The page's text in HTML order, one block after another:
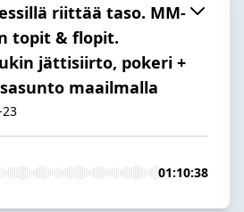
riittää taso. MM-
topit & flopit.
jättisiirto, pokeri +
maailmalla
01:10:38